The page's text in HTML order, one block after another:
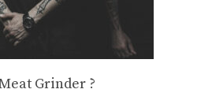
Grinder ?